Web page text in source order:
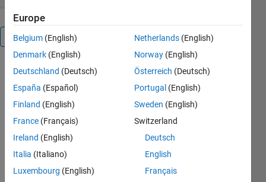
Présentation
The 6G
Exploration
Library for
5G
Toolbox™
enables
explore,
model,
Europe
Belgium (English)
Denmark (English)
Deutschland (Deutsch)
España (Español)
Finland (English)
France (Français)
Ireland (English)
Italia (Italiano)
Luxembourg (English)
Netherlands (English)
Norway (English)
Österreich (Deutsch)
Portugal (English)
Sweden (English)
Switzerland
Deutsch
English
Français